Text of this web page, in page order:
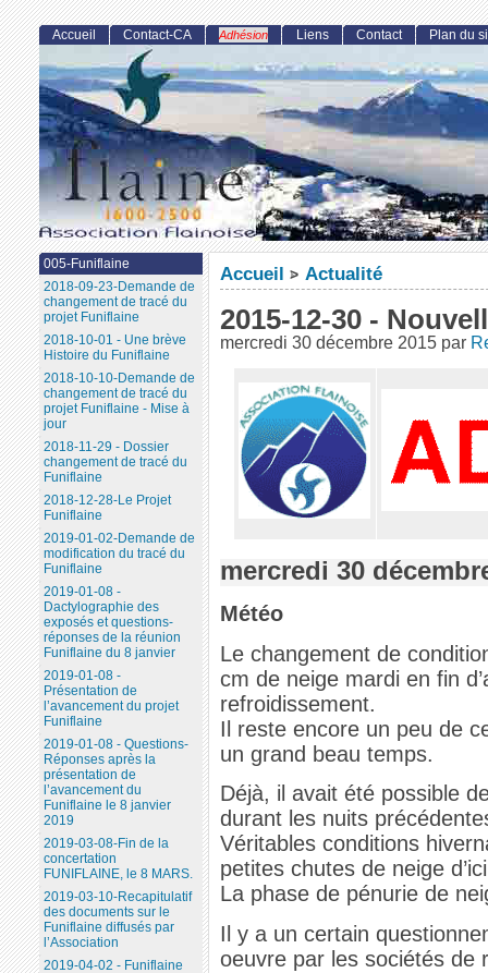
Accueil > Actualité
2015-12-30 -
mercredi 30 décembre 2015 par
mercredi 30
Météo
Le changement de
cm de neige mardi en fin
refroidissement.
Il reste encore un peu de
un grand beau temps.
Déjà, il avait été possible
durant les nuits
Véritables conditions
petites chutes de neige
La phase de pénurie de
Il y a un certain
oeuvre par les sociétés de
Accueil Contact-CA Adhésion Liens Contact Plan du
005-Funiflaine
2018-09-23-Demande de
changement de tracé du
projet Funiflaine
2018-10-01 - Une brève
Histoire du Funiflaine
2018-10-10-Demande de
changement de tracé du
projet Funiflaine - Mise à
jour
2018-11-29 - Dossier
changement de tracé du
Funiflaine
2018-12-28-Le Projet
Funiflaine
2019-01-02-Demande de
modification du tracé du
Funiflaine
2019-01-08 -
Dactylographie des
exposés et questions-
réponses de la réunion
Funiflaine du 8 janvier
2019-01-08 -
Présentation de
l’avancement du projet
Funiflaine
2019-01-08 - Questions-
Réponses après la
présentation de
l’avancement du
Funiflaine le 8 janvier
2019
2019-03-08-Fin de la
concertation
FUNIFLAINE, le 8 MARS.
2019-03-10-Recapitulatif
des documents sur le
Funiflaine diffusés par
l’Association
2019-04-02 - Funiflaine